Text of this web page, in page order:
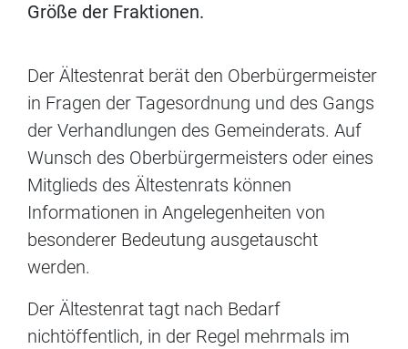
Größe der Fraktionen.
Der Ältestenrat berät den Oberbürgermeister
in Fragen der Tagesordnung und des Gangs
der Verhandlungen des Gemeinderats. Auf
Wunsch des Oberbürgermeisters oder eines
Mitglieds des Ältestenrats können
Informationen in Angelegenheiten von
besonderer Bedeutung ausgetauscht
werden.
Der Ältestenrat tagt nach Bedarf
nichtöffentlich, in der Regel mehrmals im